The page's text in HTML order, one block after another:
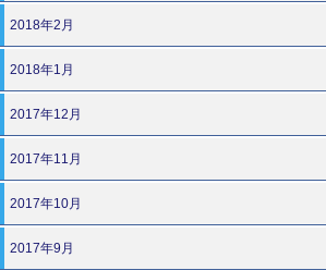
2018年2月
2018年1月
2017年12月
2017年11月
2017年10月
2017年9月